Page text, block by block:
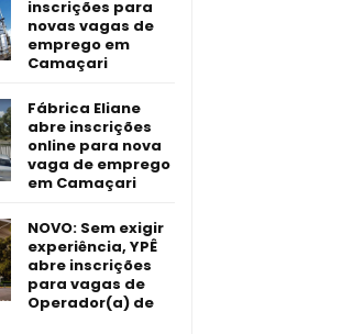
inscrições para
novas vagas de
emprego em
Camaçari
Fábrica Eliane
abre inscrições
online para nova
vaga de emprego
em Camaçari
NOVO: Sem exigir
experiência, YPÊ
abre inscrições
para vagas de
Operador(a) de